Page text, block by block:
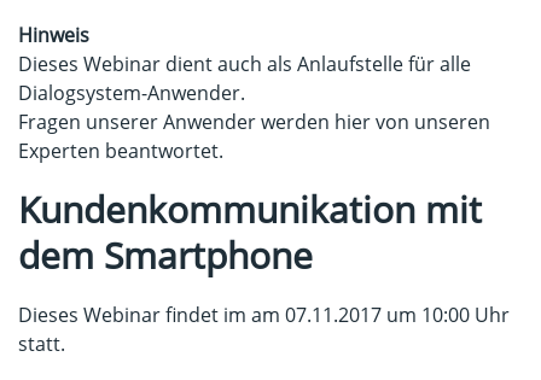
Hinweis
Dieses Webinar dient auch als Anlaufstelle für alle
Dialogsystem-Anwender.
Fragen unserer Anwender werden hier von unseren
Experten beantwortet.
Kundenkommunikation mit
dem Smartphone
Dieses Webinar findet im am 07.11.2017 um 10:00 Uhr
statt.